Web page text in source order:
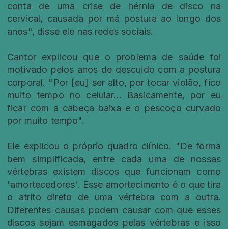
conta de uma crise de hérnia de disco na
cervical, causada por má postura ao longo dos
anos", disse ele nas redes sociais.
Cantor explicou que o problema de saúde foi
motivado pelos anos de descuido com a postura
corporal. "Por [eu] ser alto, por tocar violão, fico
muito tempo no celular... Basicamente, por eu
ficar com a cabeça baixa e o pescoço curvado
por muito tempo".
Ele explicou o próprio quadro clínico. "De forma
bem simplificada, entre cada uma de nossas
vértebras existem discos que funcionam como
'amortecedores'. Esse amortecimento é o que tira
o atrito direto de uma vértebra com a outra.
Diferentes causas podem causar com que esses
discos sejam esmagados pelas vértebras e isso